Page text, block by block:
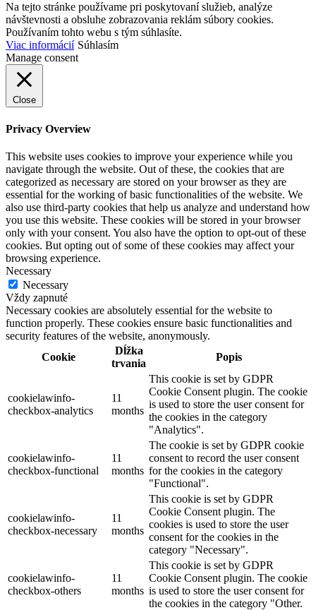
Na tejto stránke používame pri poskytovaní služieb, analýze
návštevnosti a obsluhe zobrazovania reklám súbory cookies.
Používaním tohto webu s tým súhlasíte.
Viac informácií Súhlasím
Manage consent
Close
Privacy Overview
This website uses cookies to improve your experience while you
navigate through the website. Out of these, the cookies that are
categorized as necessary are stored on your browser as they are
essential for the working of basic functionalities of the website. We
also use third-party cookies that help us analyze and understand how
you use this website. These cookies will be stored in your browser
only with your consent. You also have the option to opt-out of these
cookies. But opting out of some of these cookies may affect your
browsing experience.
Necessary
Necessary
Vždy zapnuté
Necessary cookies are absolutely essential for the website to
function properly. These cookies ensure basic functionalities and
security features of the website, anonymously.
Cookie
Dĺžka
trvania
Popis
cookielawinfo-
checkbox-analytics
11
months
This cookie is set by GDPR
Cookie Consent plugin. The cookie
is used to store the user consent for
the cookies in the category
"Analytics".
cookielawinfo-
checkbox-functional
11
months
The cookie is set by GDPR cookie
consent to record the user consent
for the cookies in the category
"Functional".
cookielawinfo-
checkbox-necessary
11
months
This cookie is set by GDPR
Cookie Consent plugin. The
cookies is used to store the user
consent for the cookies in the
category "Necessary".
cookielawinfo-
checkbox-others
11
months
This cookie is set by GDPR
Cookie Consent plugin. The cookie
is used to store the user consent for
the cookies in the category "Other.